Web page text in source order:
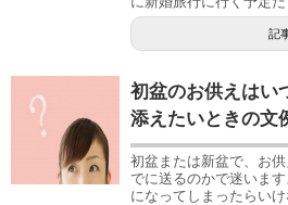
記
初盆のお供えはい
添えたいときの文
初盆または新盆で、お
でに送るのかで迷いま
になってしまったらいけ